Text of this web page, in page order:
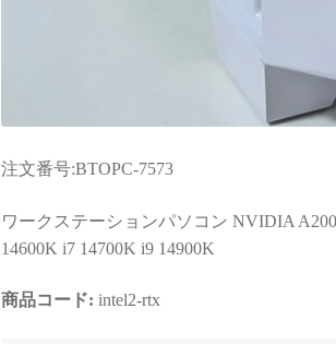
注文番号:BTOPC-7573
ワークステーションパソコン NVIDIA
14600K i7 14700K i9 14900K
商品コード: intel2-rtx
です！笑)
購入後に何かトラブルがあ
は、PC購入を決断するうえ
で、最も重要で価値のある
スペックではないでしょう